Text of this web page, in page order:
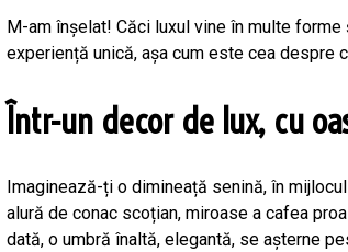
M-am înșelat! Căci luxul vine în multe
experiență unică, așa cum este cea despre
Într-un decor de lux, cu
Imaginează-ți o dimineață senină, în
alură de conac scoțian, miroase a cafea
dată, o umbră înaltă, elegantă, se așterne